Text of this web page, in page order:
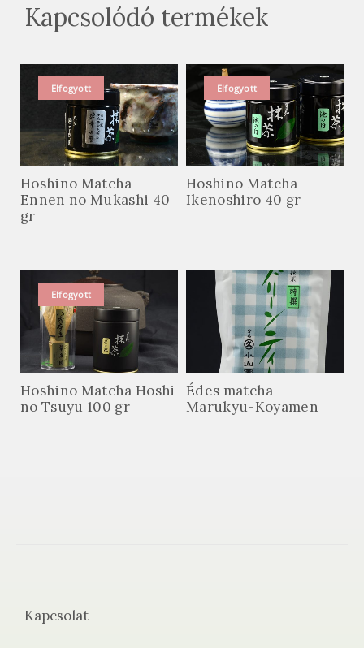
Kapcsolódó termékek
Elfogyott
Hoshino Matcha
Ennen no Mukashi 40
gr
Elfogyott
Hoshino Matcha
Ikenoshiro 40 gr
Elfogyott
Hoshino Matcha Hoshi
no Tsuyu 100 gr
Édes matcha
Marukyu-Koyamen
Kapcsolat